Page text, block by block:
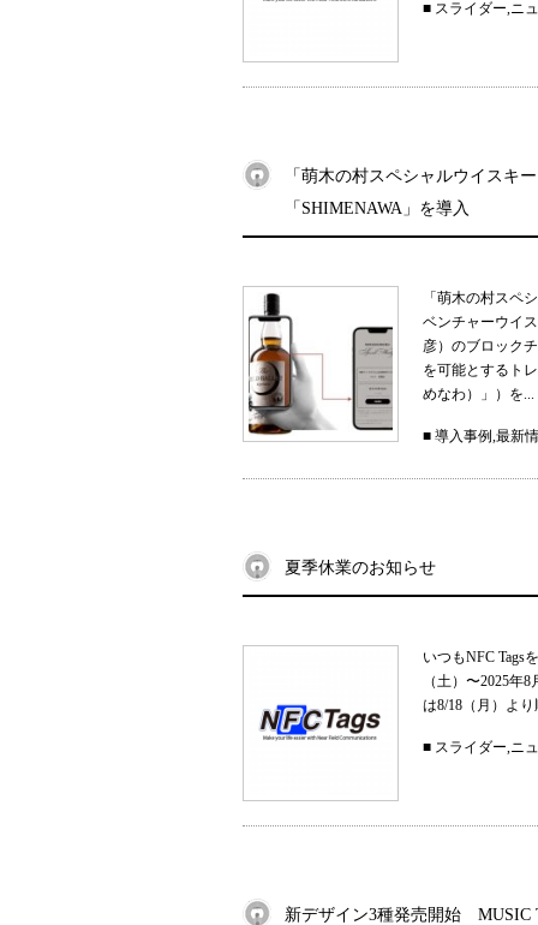
■ スライダー,ニ
「萌木の村スペシャルウイスキ
「SHIMENAWA」を導入
「萌木の村スペ
ベンチャーウイ
彦）のブロック
を可能とするト
めなわ）」）を...
■ 導入事例,最新
夏季休業のお知らせ
いつもNFC
（土）〜2025年
は8/18（月）よ
■ スライダー,ニ
新デザイン3種発売開始 MUSIC